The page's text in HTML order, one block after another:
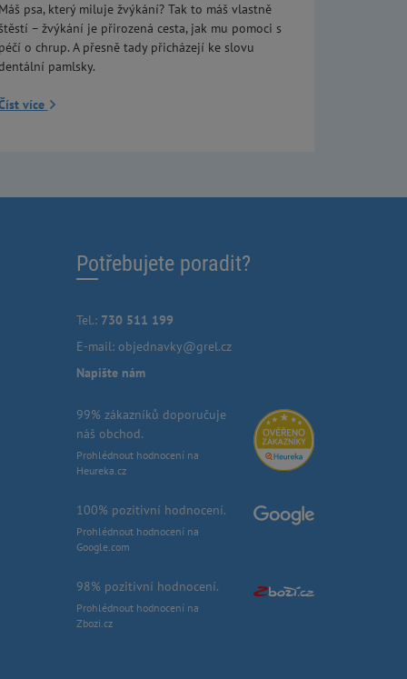
Máš psa, který miluje žvýkání? Tak to máš vlastně
– žvýkání je přirozená cesta, jak mu pomoci s
péčí o chrup. A přesně tady přicházejí ke slovu
pamlsky.
více
Potřebujete poradit?
Tel.: 730 511 199
E-mail: objednavky@grel.cz
Napište nám
99% zákazníků doporučuje
náš obchod.
Prohlédnout hodnocení na
Heureka.cz
100% pozitivní hodnocení.
Prohlédnout hodnocení na
Google.com
98% pozitivní hodnocení.
Prohlédnout hodnocení na
Zbozi.cz